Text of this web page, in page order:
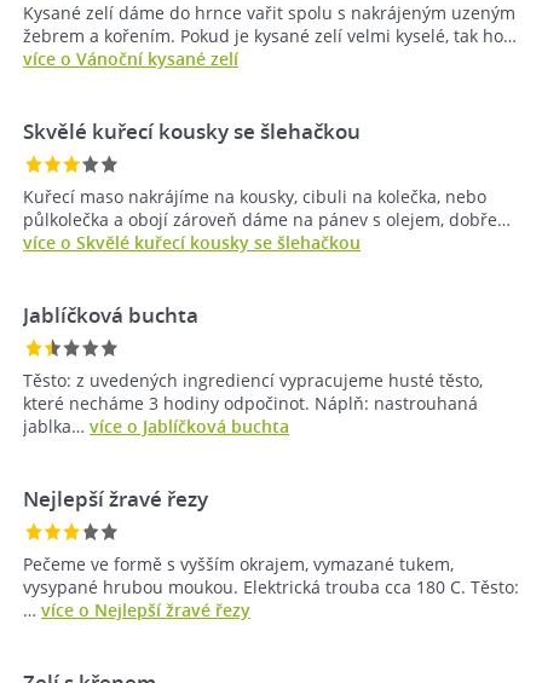
Kysané zelí dáme do hrnce vařit spolu s nakrájeným uzeným
žebrem a kořením. Pokud je kysané zelí velmi kyselé, tak ho…
více o Vánoční kysané zelí
Skvělé kuřecí kousky se šlehačkou
Kuřecí maso nakrájíme na kousky, cibuli na kolečka, nebo
půlkolečka a obojí zároveň dáme na pánev s olejem, dobře…
více o Skvělé kuřecí kousky se šlehačkou
Jablíčková buchta
Těsto: z uvedených ingrediencí vypracujeme husté těsto,
které necháme 3 hodiny odpočinot. Náplň: nastrouhaná
jablka… více o Jablíčková buchta
Nejlepší žravé řezy
Pečeme ve formě s vyšším okrajem, vymazané tukem,
vysypané hrubou moukou. Elektrická trouba cca 180 C. Těsto:
… více o Nejlepší žravé řezy